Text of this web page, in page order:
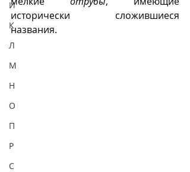
И
К
Л
М
Н
О
П
Р
С
исторически сложившиеся
названия.